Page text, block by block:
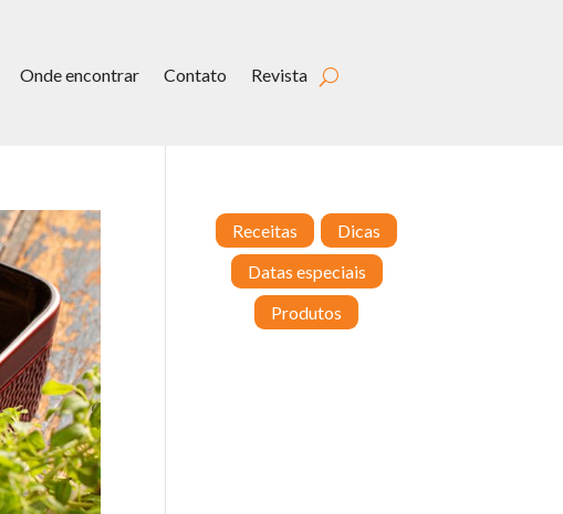
Onde encontrar Contato Revista
Receitas
Dicas
Datas especiais
Produtos